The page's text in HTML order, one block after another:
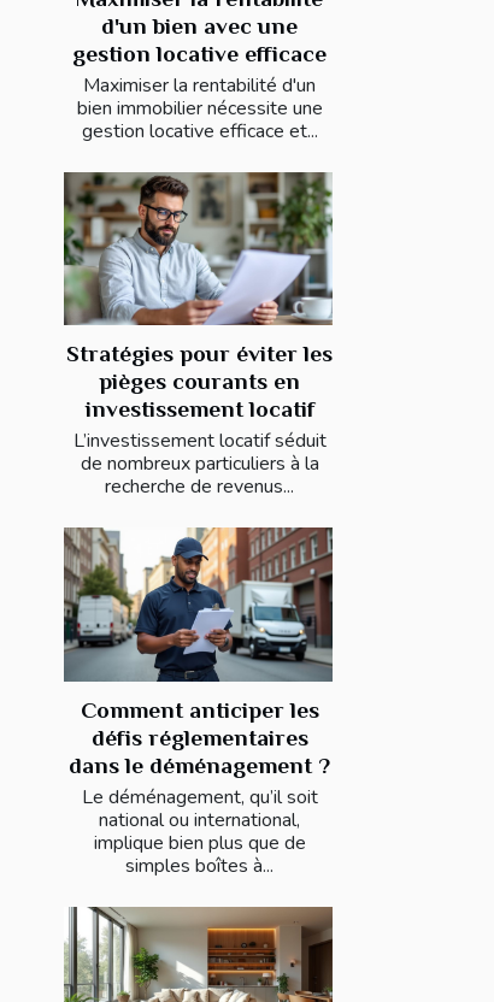
d'un bien avec une
gestion locative efficace
Maximiser la rentabilité d'un
bien immobilier nécessite une
gestion locative efficace et...
Stratégies pour éviter les
pièges courants en
investissement locatif
L’investissement locatif séduit
de nombreux particuliers à la
recherche de revenus...
Comment anticiper les
défis réglementaires
dans le déménagement ?
Le déménagement, qu’il soit
national ou international,
implique bien plus que de
simples boîtes à...